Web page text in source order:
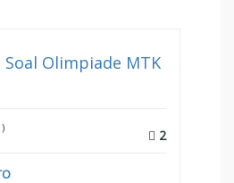
Soal Olimpiade MTK
2